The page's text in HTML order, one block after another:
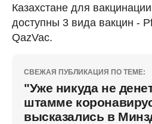
Казахстане для
доступны 3 вида вакцин -
QazVac.
СВЕЖАЯ ПУБЛИКАЦИЯ ПО ТЕМЕ:
"Уже никуда не
штамме
высказались в